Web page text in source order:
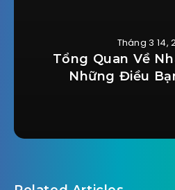
Tháng 3 14,
Tổng Quan Về
Những Điều